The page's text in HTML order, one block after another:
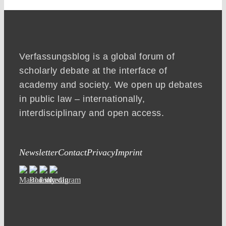
Verfassungsblog is a global forum of
scholarly debate at the interface of
academy and society. We open up debates
in public law – internationally,
interdisciplinary and open access.
NewsletterContactPrivacyImprint